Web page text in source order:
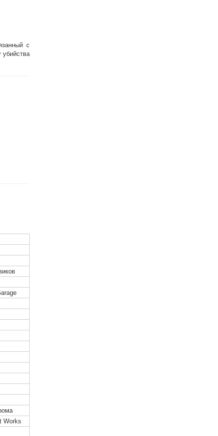
с
Works